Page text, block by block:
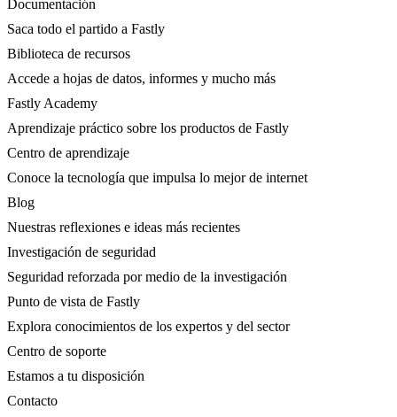
Documentación
Saca todo el partido a Fastly
Biblioteca de recursos
Accede a hojas de datos, informes y mucho más
Fastly Academy
Aprendizaje práctico sobre los productos de Fastly
Centro de aprendizaje
Conoce la tecnología que impulsa lo mejor de internet
Blog
Nuestras reflexiones e ideas más recientes
Investigación de seguridad
Seguridad reforzada por medio de la investigación
Punto de vista de Fastly
Explora conocimientos de los expertos y del sector
Centro de soporte
Estamos a tu disposición
Contacto